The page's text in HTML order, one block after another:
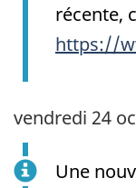
récente,
https://
vendredi 24
Une